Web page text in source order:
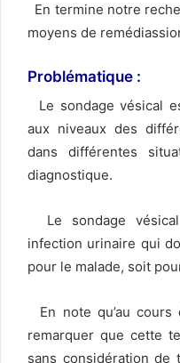
En termine notre
moyens de
Problématique :
Le sondage vésical
aux niveaux des
dans différentes
diagnostique.
Le sondage
infection urinaire qui
pour le malade, soit
En note qu’au
remarquer que cette
sans considération de